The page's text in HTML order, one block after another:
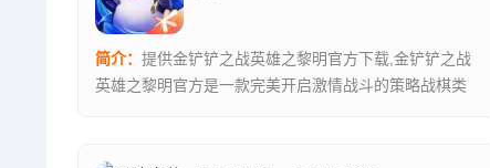
简介： 提供金铲铲之战英雄之黎明官方下载,金铲铲之战
英雄之黎明官方是一款完美开启激情战斗的策略战棋类